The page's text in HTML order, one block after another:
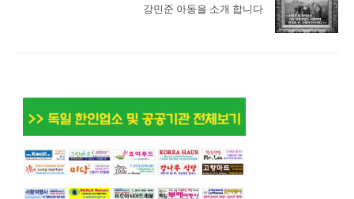
강민준 아동을 소개 합니다